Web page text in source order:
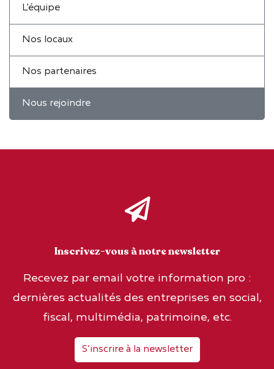
L'équipe
Nos locaux
Nos partenaires
Nous rejoindre
Inscrivez-vous à notre newsletter
Recevez par email votre information pro :
dernières actualités des entreprises en social,
fiscal, multimédia, patrimoine, etc.
S’inscrire à la newsletter